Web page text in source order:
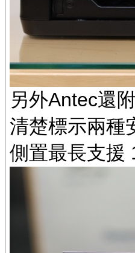
另外Antec還
清楚標示兩種
側置最長支援